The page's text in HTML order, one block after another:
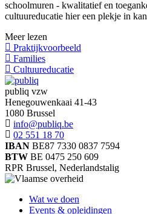
schoolmuren - kwalitatief en
cultuureducatie hier een plekje in
Meer lezen
Praktijkvoorbeeld
Families
Cultuureducatie
publiq vzw
Henegouwenkaai 41-43
1080 Brussel
info@publiq.be
02 551 18 70
IBAN BE87 7330 0837 7594
BTW BE 0475 250 609
RPR Brussel, Nederlandstalig
Wat we doen
Events & opleidingen